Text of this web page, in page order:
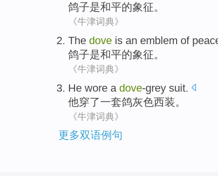
鸽子是和平的象征。
《牛津词典》
The dove is an emblem of
鸽子是和平的象征。
《牛津词典》
He wore a dove-grey suit.
他穿了一套鸽灰色西装。
《牛津词典》
更多双语例句